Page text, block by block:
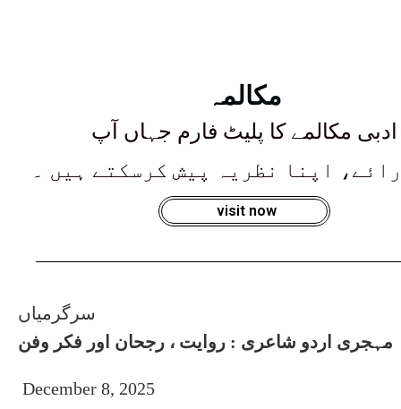
مکالمہ
ادبی مکالمے کا پلیٹ فارم جہاں آپ
اپنا نظریہ پیش کرسکتے ہیں ۔
visit now
سرگرمیاں
مہجری اردو شاعری : روایت ، رجحان اور فکر وفن
December 8, 2025